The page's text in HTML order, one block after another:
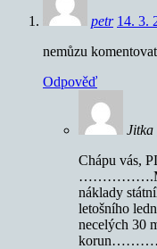
petr 14. 3.
nemůzu
Odpověď
Jitka
Chápu vás,
náklady
letošního
necelých 30